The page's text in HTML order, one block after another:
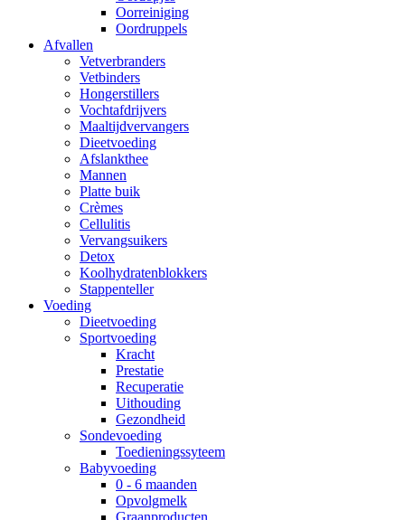
Oorreiniging
Oordruppels
Afvallen
Vetverbranders
Vetbinders
Hongerstillers
Vochtafdrijvers
Maaltijdvervangers
Dieetvoeding
Afslankthee
Mannen
Platte buik
Crèmes
Cellulitis
Vervangsuikers
Detox
Koolhydratenblokkers
Stappenteller
Voeding
Dieetvoeding
Sportvoeding
Kracht
Prestatie
Recuperatie
Uithouding
Gezondheid
Sondevoeding
Toedieningssyteem
Babyvoeding
0 - 6 maanden
Opvolgmelk
Graanproducten